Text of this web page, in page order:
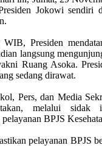
Jokowi sendiri
Presiden
langsung
Ruang Asoka.
sedang dirawat.
Pers, dan Media
melalui sidak
BPJS
pelayanan BPJS